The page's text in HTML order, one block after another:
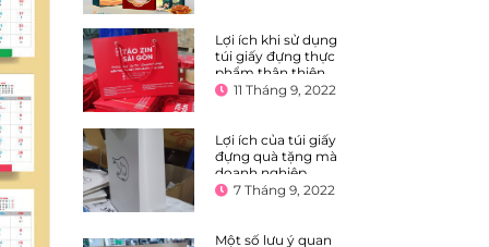
Lợi ích khi sử dụng
túi giấy đựng thực
phẩm thân thiện
với môi trường
11 Tháng 9, 2022
Lợi ích của túi giấy
đựng quà tặng mà
doanh nghiệp
không nên bỏ qua
7 Tháng 9, 2022
Một số lưu ý quan